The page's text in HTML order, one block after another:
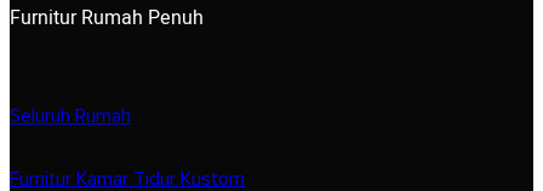
Furnitur Rumah Penuh
Seluruh Rumah
Furnitur Kamar Tidur Kustom